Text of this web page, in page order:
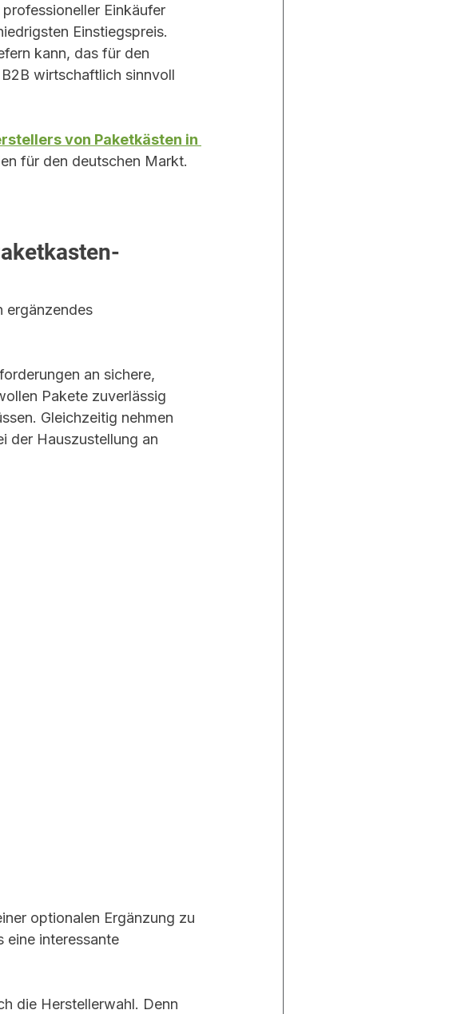
Einkäufer
Einstiegspreis.
kann, das für den
wirtschaftlich sinnvoll
von Paketkästen in
für den deutschen Markt.
ergänzendes
an sichere,
Pakete zuverlässig
Gleichzeitig nehmen
der Hauszustellung an
optionalen Ergänzung zu
eine interessante
die Herstellerwahl. Denn